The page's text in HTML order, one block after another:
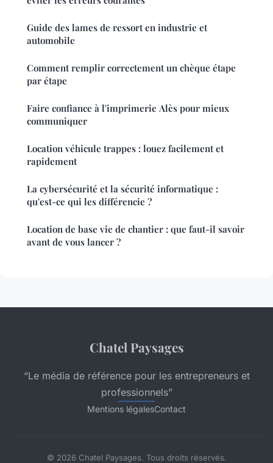
Guide des lames de ressort en industrie et
automobile
Comment remplir correctement un chèque étape
par étape
Faire confiance à l'imprimerie Alès pour mieux
communiquer
Location véhicule trappes : louez facilement et
rapidement
La cybersécurité et la sécurité informatique :
qu'est-ce qui les différencie ?
Location de base vie de chantier : que faut-il savoir
avant de vous lancer ?
Chatel Paysages
“Le média de référence pour les entrepreneurs et
professionnels”
Mentions légalesContact
© 2026 Chatel Paysages. Tous droits réservés.